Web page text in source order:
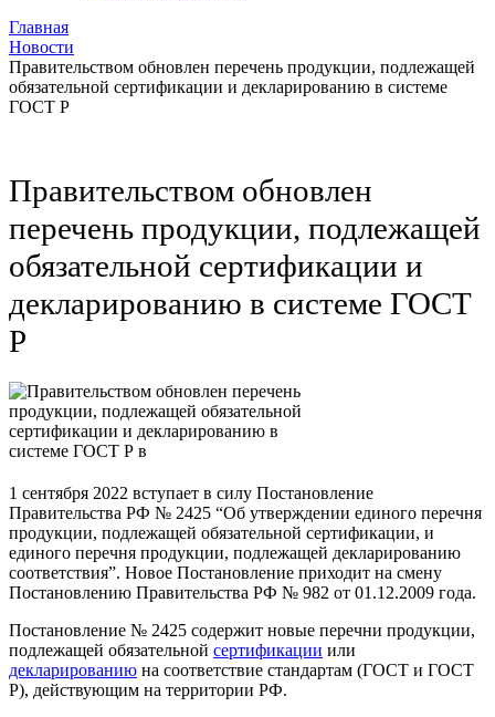
Главная
Новости
Правительством обновлен перечень продукции, подлежащей
обязательной сертификации и декларированию в системе
ГОСТ Р
Правительством обновлен
перечень продукции, подлежащей
обязательной сертификации и
декларированию в системе ГОСТ
Р
1 сентября 2022 вступает в силу Постановление
Правительства РФ № 2425 “Об утверждении единого перечня
продукции, подлежащей обязательной сертификации, и
единого перечня продукции, подлежащей декларированию
соответствия”. Новое Постановление приходит на смену
Постановлению Правительства РФ № 982 от 01.12.2009 года.
Постановление № 2425 содержит новые перечни продукции,
подлежащей обязательной сертификации или
декларированию на соответствие стандартам (ГОСТ и ГОСТ
Р), действующим на территории РФ.